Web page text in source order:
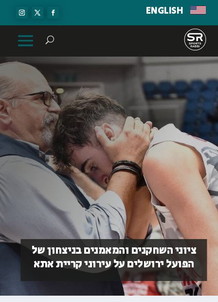
ENGLISH
ציוני השחקנים והמאמנים בניצחון של
הפועל ירושלים על עירוני קריית אתא